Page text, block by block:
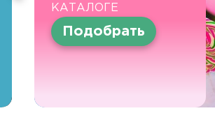
КАТАЛОГЕ
Подобрать